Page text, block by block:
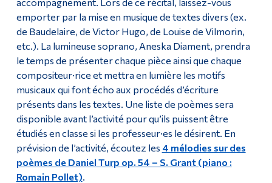
emporter par la mise en musique de textes divers (ex.
de Baudelaire, de Victor Hugo, de Louise de Vilmorin,
etc.). La lumineuse soprano, Aneska Diament, prendra
le temps de présenter chaque pièce ainsi que chaque
compositeur·rice et mettra en lumière les motifs
musicaux qui font écho aux procédés d’écriture
présents dans les textes. Une liste de poèmes sera
disponible avant l’activité pour qu’ils puissent être
étudiés en classe si les professeur·es le désirent. En
prévision de l’activité, écoutez les 4 mélodies sur des
poèmes de Daniel Turp op. 54 – S. Grant (piano :
Romain Pollet)